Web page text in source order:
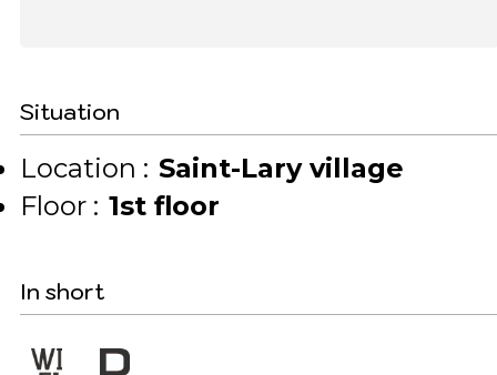
Situation
Location : Saint-Lary village
Floor : 1st floor
In short